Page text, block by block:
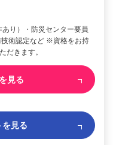
り）・防災センター要員
技術認定など ※資格をお持
だきます。
見る
見る